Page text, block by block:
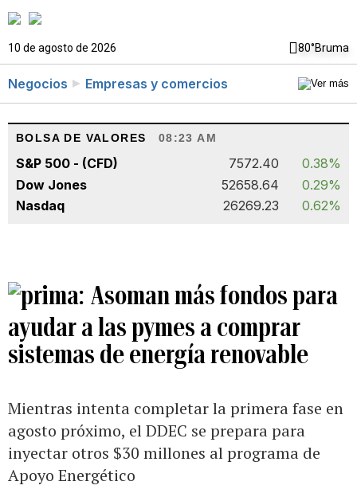
10 de agosto de 2026 80°Bruma
Negocios Empresas y comercios
BOLSA DE VALORES 08:23 AM
S&P 500 - (CFD) 7572.40
0.38%
Dow Jones
52658.64
0.29%
Nasdaq
26269.23 0.62%
Asoman más fondos para
ayudar a las pymes a comprar
sistemas de energía renovable
Mientras intenta completar la primera fase en
agosto próximo, el DDEC se prepara para
inyectar otros $30 millones al programa de
Apoyo Energético